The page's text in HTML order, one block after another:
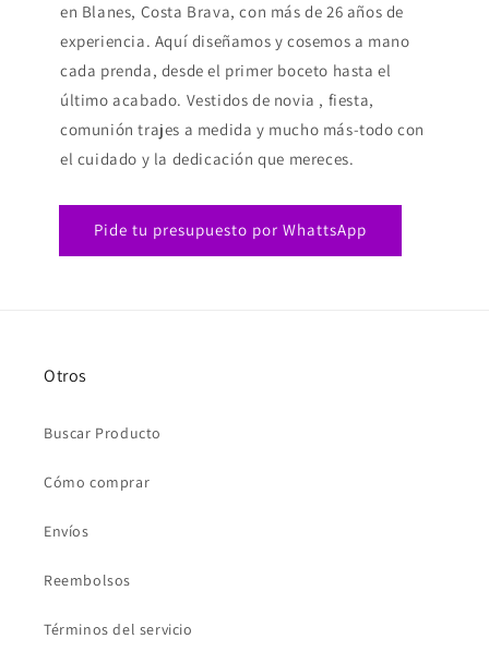
en Blanes, Costa Brava, con más de 26 años de
experiencia. Aquí diseñamos y cosemos a mano
cada prenda, desde el primer boceto hasta el
último acabado. Vestidos de novia , fiesta,
comunión trajes a medida y mucho más-todo con
el cuidado y la dedicación que mereces.
Pide tu presupuesto por WhattsApp
Otros
Buscar Producto
Cómo comprar
Envíos
Reembolsos
Términos del servicio